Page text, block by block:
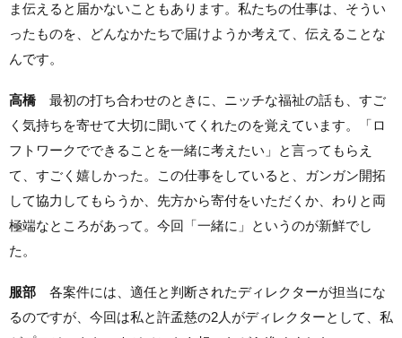
ま伝えると届かないこともあります。私たちの仕事は、そうい
ったものを、どんなかたちで届けようか考えて、伝えることな
んです。
高橋 最初の打ち合わせのときに、ニッチな福祉の話も、すご
く気持ちを寄せて大切に聞いてくれたのを覚えています。「ロ
フトワークでできることを一緒に考えたい」と言ってもらえ
て、すごく嬉しかった。この仕事をしていると、ガンガン開拓
して協力してもらうか、先方から寄付をいただくか、わりと両
極端なところがあって。今回「一緒に」というのが新鮮でし
た。
服部 各案件には、適任と判断されたディレクターが担当にな
るのですが、今回は私と許孟慈の2人がディレクターとして、私